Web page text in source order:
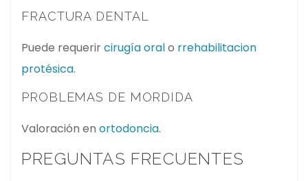
FRACTURA DENTAL
Puede requerircirugía oralo rrehabilitacion
protésica.
PROBLEMAS DE MORDIDA
Valoración en ortodoncia.
PREGUNTAS FRECUENTES